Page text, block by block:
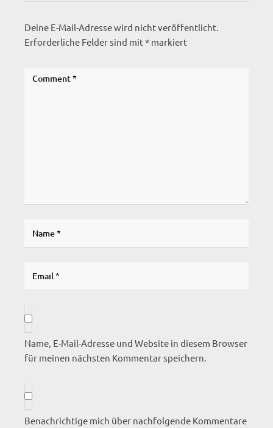
Deine E-Mail-Adresse wird nicht veröffentlicht.
Erforderliche Felder sind mit* markiert
Name, E-Mail-Adresse und Website in diesem Browser
für meinen nächsten Kommentar speichern.
Benachrichtige mich über nachfolgende Kommentare